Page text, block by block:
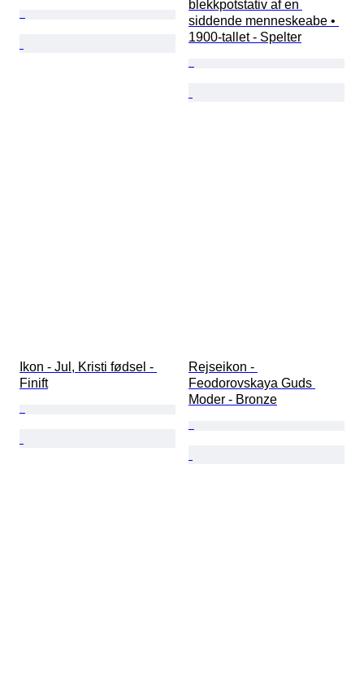
blekkpotstativ af en
siddende menneskeabe •
1900-tallet - Spelter
Ikon - Jul, Kristi fødsel -
Finift
Rejseikon -
Feodorovskaya Guds
Moder - Bronze